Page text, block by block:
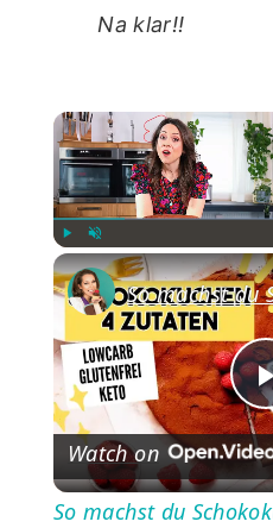
Na klar!!
Unmute
Watch on
So machst du